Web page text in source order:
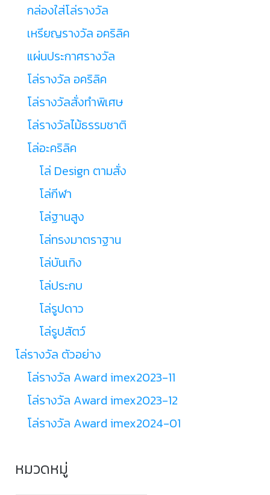
กล่องใส่โล่รางวัล
เหรียญรางวัล อคริลิค
แผ่นประกาศรางวัล
โล่รางวัล อคริลิค
โล่รางวัลสั่งทำพิเศษ
โล่รางวัลไม้ธรรมชาติ
โล่อะคริลิค
โล่ Design ตามสั่ง
โล่กีฬา
โล่ฐานสูง
โล่ทรงมาตราฐาน
โล่บันเทิง
โล่ประกบ
โล่รูปดาว
โล่รูปสัตว์
โล่รางวัล ตัวอย่าง
โล่รางวัล Award imex2023-11
โล่รางวัล Award imex2023-12
โล่รางวัล Award imex2024-01
หมวดหมู่